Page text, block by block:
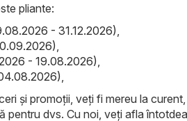
pliante:
- 31.12.2026)
- 19.08.2026)
și promoții, veți fi mereu la
pentru dvs. Cu noi, veți afla